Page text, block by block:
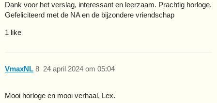
Dank voor het verslag, interessant en leerzaam. Prachtig horloge.
Gefeliciteerd met de NA en de bijzondere vriendschap
1 like
VmaxNL 24 april 2024 om 05:04
8
Mooi horloge en mooi verhaal, Lex.